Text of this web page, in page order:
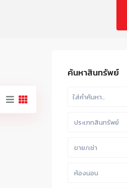
ค้นหาสินทรัพย์
ประเภทสินทรัพย์
ขาย/เช่า
ห้องนอน